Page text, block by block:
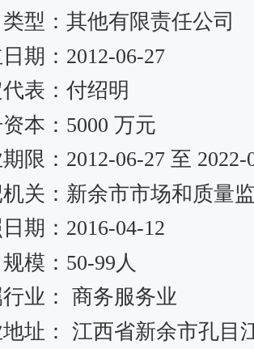
型：其他有限责任公司
期：2012-06-27
表：付绍明
本：5000 万元
限：2012-06-27 至 2022-
关：新余市市场和质量
期：2016-04-12
模：50-99人
业： 商务服务业
址： 江西省新余市孔目